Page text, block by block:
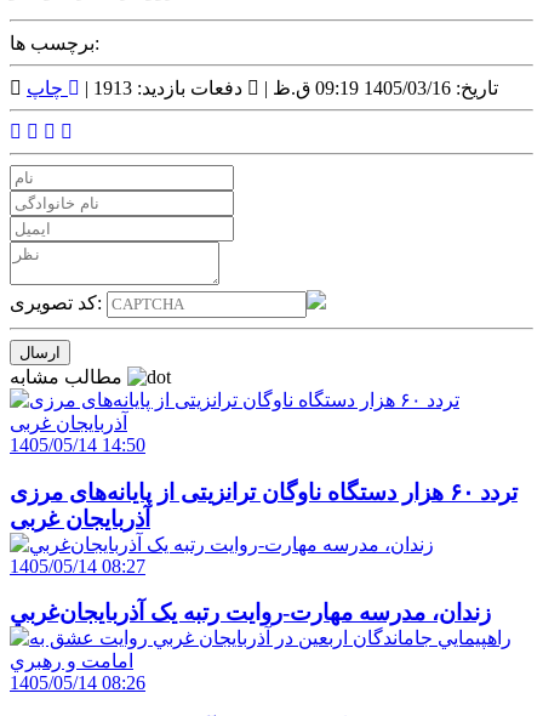
برچسب ها:
تاریخ: 1405/03/16 09:19 ق.ظ | دفعات بازدید: 1913 | چاپ
کد تصویری:
1405/05/14 14:50
تردد ۶۰ هزار دستگاه ناوگان ترانزیتی از پایانه‌های مرزی
آذربایجان ‌غربی
1405/05/14 08:27
زندان، مدرسه مهارت-روايت رتبه يک آذربايجان‌غربي
1405/05/14 08:26